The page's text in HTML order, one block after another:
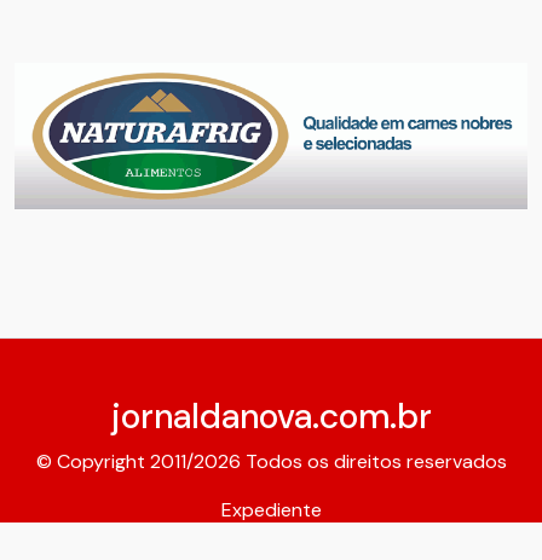
jornaldanova.com.br
© Copyright 2011/2026 Todos os direitos reservados
Expediente